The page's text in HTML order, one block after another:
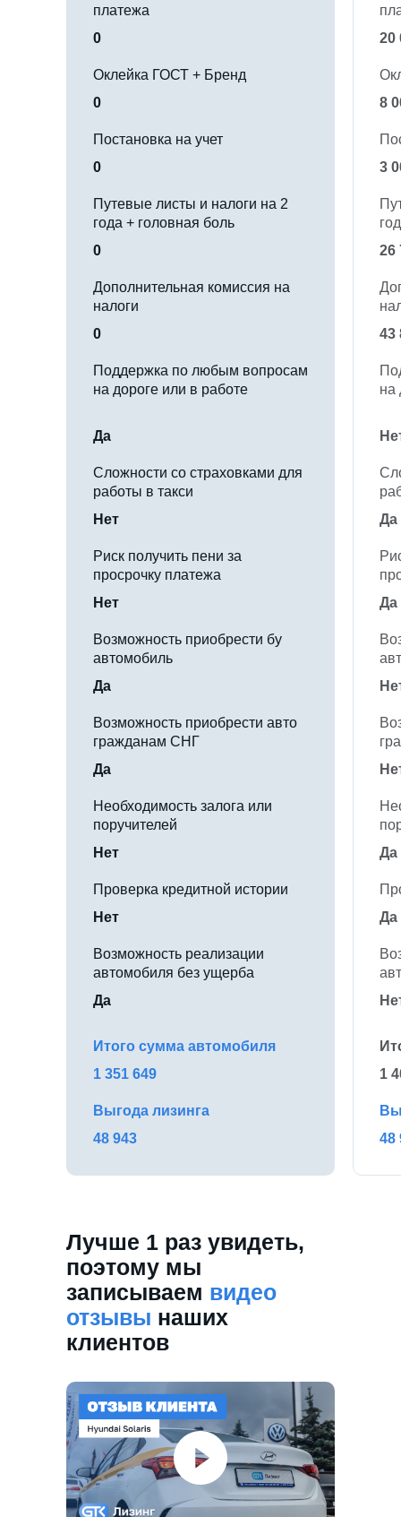
платежа
0
Оклейка ГОСТ + Бренд
0
Постановка на учет
0
Путевые листы и налоги на 2
года + головная боль
0
Дополнительная комиссия на
налоги
0
Поддержка по любым вопросам
на дороге или в работе
Да
Сложности со страховками для
работы в такси
Нет
Риск получить пени за
просрочку платежа
Нет
Возможность приобрести бу
автомобиль
Да
Возможность приобрести авто
гражданам СНГ
Да
Необходимость залога или
поручителей
Нет
Возможность реализации
автомобиля без ущерба
Да
Итого сумма автомобиля
1 351 649
Выгода лизинга
48 943
Проверка кредитной истории
Нет
20
8
3
26
43
на
Да
Да
Да
1
48
Да
Лучше 1 раз увидеть,
поэтому мы
записываем видео
отзывы наших
клиентов